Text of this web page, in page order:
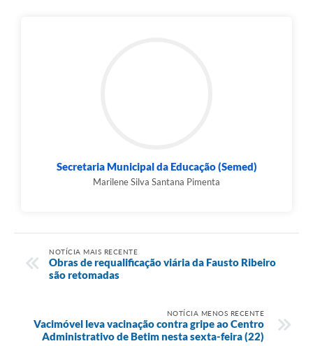
Secretaria Municipal da Educação (Semed)
Marilene Silva Santana Pimenta
NOTÍCIA MAIS RECENTE
Obras de requalificação viária da Fausto Ribeiro
são retomadas
NOTÍCIA MENOS RECENTE
Vacimóvel leva vacinação contra gripe ao Centro
Administrativo de Betim nesta sexta-feira (22)